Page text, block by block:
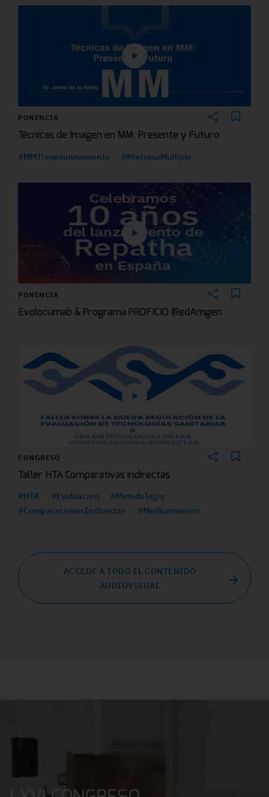
PONENCIA
Técnicas de Imagen en MM: Presente y Futuro
#MMTienesunmomento #MielomaMultiple
PONENCIA
Evolocumab & Programa PROFICIO |RedAmgen
CONGRESO
Taller HTA Comparativas indirectas
#HTA #Evaluacion
#Metodologia
#ComparacionesIndirectas
#Medicamentos
ACCEDE A TODO EL CONTENIDO
AUDIOVISUAL